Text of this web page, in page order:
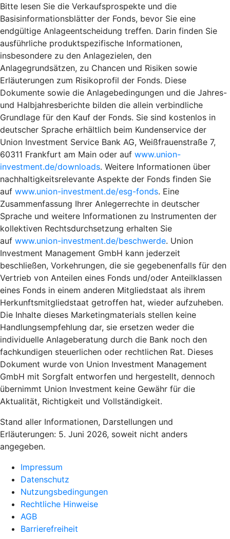
Bitte lesen Sie die Verkaufsprospekte und die
Basisinformationsblätter der Fonds, bevor Sie eine
endgültige Anlageentscheidung treffen. Darin finden Sie
ausführliche produktspezifische Informationen,
insbesondere zu den Anlagezielen, den
Anlagegrundsätzen, zu Chancen und Risiken sowie
Erläuterungen zum Risikoprofil der Fonds. Diese
Dokumente sowie die Anlagebedingungen und die Jahres-
und Halbjahresberichte bilden die allein verbindliche
Grundlage für den Kauf der Fonds. Sie sind kostenlos in
deutscher Sprache erhältlich beim Kundenservice der
Union Investment Service Bank AG, Weißfrauenstraße 7,
60311 Frankfurt am Main oder auf www.union-
investment.de/downloads. Weitere Informationen über
nachhaltigkeitsrelevante Aspekte der Fonds finden Sie
auf www.union-investment.de/esg-fonds. Eine
Zusammenfassung Ihrer Anlegerrechte in deutscher
Sprache und weitere Informationen zu Instrumenten der
kollektiven Rechtsdurchsetzung erhalten Sie
auf www.union-investment.de/beschwerde. Union
Investment Management GmbH kann jederzeit
beschließen, Vorkehrungen, die sie gegebenenfalls für den
Vertrieb von Anteilen eines Fonds und/oder Anteilklassen
eines Fonds in einem anderen Mitgliedstaat als ihrem
Herkunftsmitgliedstaat getroffen hat, wieder aufzuheben.
Die Inhalte dieses Marketingmaterials stellen keine
Handlungsempfehlung dar, sie ersetzen weder die
individuelle Anlageberatung durch die Bank noch den
fachkundigen steuerlichen oder rechtlichen Rat. Dieses
Dokument wurde von Union Investment Management
GmbH mit Sorgfalt entworfen und hergestellt, dennoch
übernimmt Union Investment keine Gewähr für die
Aktualität, Richtigkeit und Vollständigkeit.
Stand aller Informationen, Darstellungen und
Erläuterungen: 5. Juni 2026, soweit nicht anders
angegeben.
Impressum
Datenschutz
Nutzungsbedingungen
Rechtliche Hinweise
AGB
Barrierefreiheit